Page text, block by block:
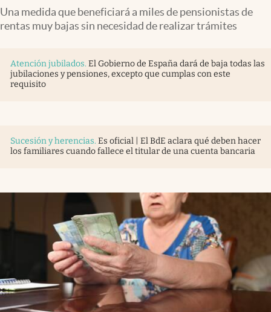
Una medida que beneficiará a miles de pensionistas de
rentas muy bajas sin necesidad de realizar trámites
Atención jubilados. El Gobierno de España dará de baja todas las
jubilaciones y pensiones, excepto que cumplas con este
requisito
Sucesión y herencias. Es oficial | El BdE aclara qué deben hacer
los familiares cuando fallece el titular de una cuenta bancaria